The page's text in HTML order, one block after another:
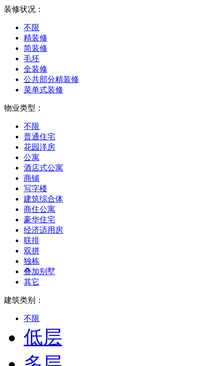
装修状况：
不限
精装修
简装修
毛坯
全装修
公共部分精装修
菜单式装修
物业类型：
不限
普通住宅
花园洋房
公寓
酒店式公寓
商铺
写字楼
建筑综合体
商住公寓
豪华住宅
经济适用房
联排
双拼
独栋
叠加别墅
其它
建筑类别：
不限
低层